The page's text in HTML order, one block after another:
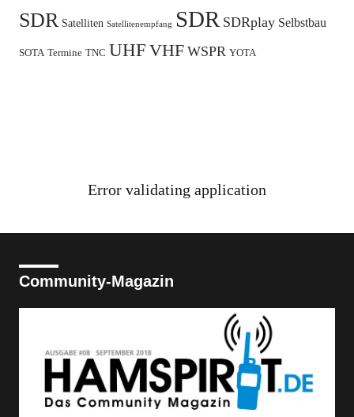
SDR Satelliten Satellitenempfang SDR SDRplay Selbstbau
SOTA Termine TNC UHF VHF WSPR YOTA
Error validating application
Community-Magazin